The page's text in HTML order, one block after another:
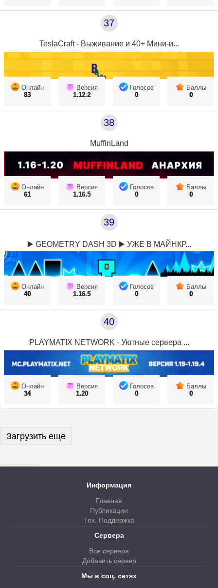
37
TeslaCraft - Выживание и 40+ Мини-и...
Онлайн
83
Версия
1.12.2
Голосов
0
Баллы
0
38
MuffinLand
Онлайн
61
Версия
1.16.5
Голосов
0
Баллы
0
39
▶️ GEOMETRY DASH 3D ▶️ УЖЕ В МАЙНКР...
Онлайн
40
Версия
1.16.5
Голосов
0
Баллы
0
40
PLAYMATIX NETWORK - Уютные сервера ...
Онлайн
34
Версия
1.20
Голосов
0
Баллы
0
Загрузить еще
Информация
Главная
Публикации
Тех. Поддержка
Сервера
Все сервера
Добавить сервер
Мы в соц. сетях